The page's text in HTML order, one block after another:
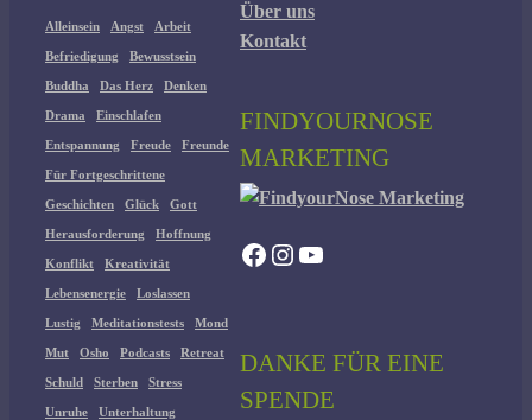
Alleinsein Angst Arbeit
Befriedigung Bewusstsein
Buddha Das Herz Denken
Drama Einschlafen
Entspannung Freude Freunde
Für Fortgeschrittene
Geschichten Glück Gott
Herausforderung Hoffnung
Konflikt Kreativität
Lebensenergie Loslassen
Lustig Meditationstests Mond
Mut Osho Podcasts Retreat
Schuld Sterben Stress
Unruhe Unterhaltung
Über uns
Kontakt
FINDYOURNOSE
MARKETING
Facebook
Instagram
YouTube
DANKE FÜR EINE
SPENDE